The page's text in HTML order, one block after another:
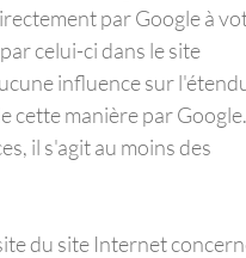
par Google à
celui-ci dans le site
influence sur
cette manière par Google.
il s'agit au moins des
du site Internet